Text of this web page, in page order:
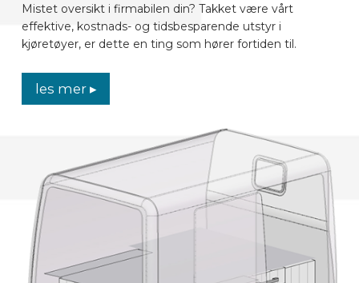
Mistet oversikt i firmabilen din? Takket være vårt
effektive, kostnads- og tidsbesparende utstyr i
kjøretøyer, er dette en ting som hører fortiden til.
les mer ▸